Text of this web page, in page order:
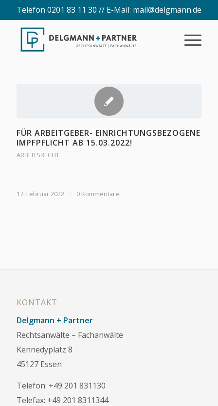
Telefon 0201 83 11 30 // E-Mail: mail@delgmann.de
FÜR ARBEITGEBER- EINRICHTUNGSBEZOGENE
IMPFPFLICHT AB 15.03.2022!
ARBEITSRECHT
17. Februar 2022 / 0 Kommentare
KONTAKT
Delgmann + Partner
Rechtsanwälte – Fachanwälte
Kennedyplatz 8
45127 Essen
Telefon: +49 201 831130
Telefax: +49 201 8311344